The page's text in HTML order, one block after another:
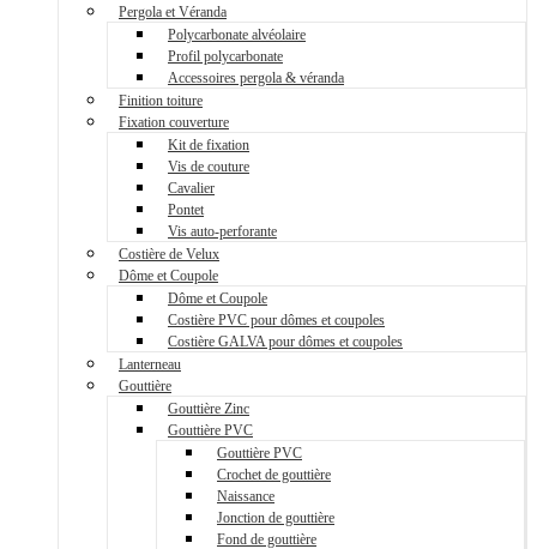
Pergola et Véranda
Polycarbonate alvéolaire
Profil polycarbonate
Accessoires pergola & véranda
Finition toiture
Fixation couverture
Kit de fixation
Vis de couture
Cavalier
Pontet
Vis auto-perforante
Costière de Velux
Dôme et Coupole
Dôme et Coupole
Costière PVC pour dômes et coupoles
Costière GALVA pour dômes et coupoles
Lanterneau
Gouttière
Gouttière Zinc
Gouttière PVC
Gouttière PVC
Crochet de gouttière
Naissance
Jonction de gouttière
Fond de gouttière